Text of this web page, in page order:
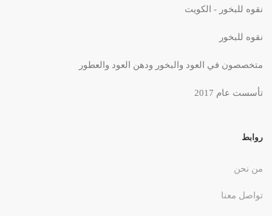
نقوه للبخور - الكويت
نقوه للبخور
متخصصون في العود والبخور ودهن العود والعطور
تأسست عام 2017
روابط
من نحن
تواصل معنا